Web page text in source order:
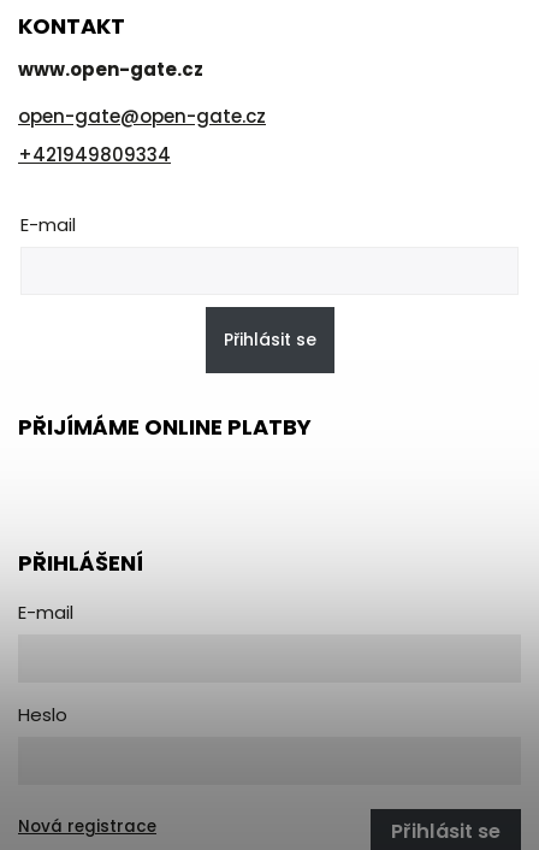
KONTAKT
www.open-gate.cz
open-gate@open-gate.cz
+421949809334
E-mail
Přihlásit se
PŘIJÍMÁME ONLINE PLATBY
PŘIHLÁŠENÍ
E-mail
Heslo
Přihlásit se
Nová registrace